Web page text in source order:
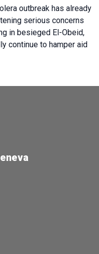
outbreak has already
serious concerns
in besieged El-Obeid,
continue to hamper aid